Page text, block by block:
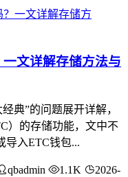
文详解存储方法与
典”的问题展开详解，
）的存储功能，文中不
导入ETC钱包...
qbadmin 1.1K
2026-